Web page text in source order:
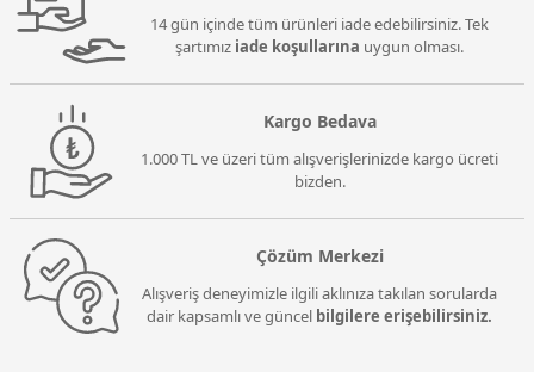
14 gün içinde tüm ürünleri iade edebilirsiniz. Tek
şartımız iade koşullarına uygun olması.
Kargo Bedava
1.000 TL ve üzeri tüm alışverişlerinizde kargo ücreti
bizden.
Çözüm Merkezi
Alışveriş deneyimizle ilgili aklınıza takılan sorularda
dair kapsamlı ve güncel bilgilere erişebilirsiniz.